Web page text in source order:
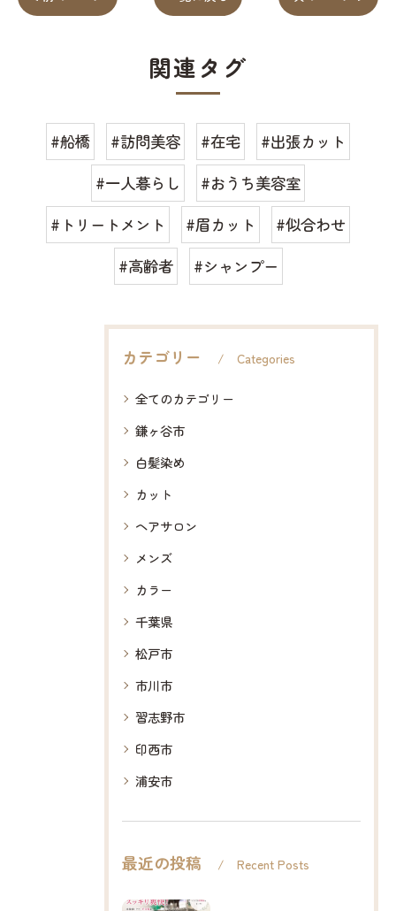
関連タグ
#船橋 #訪問美容 #在宅
#出張カット
#一人暮らし
#おうち美容室
#トリートメント
#眉カット
#似合わせ
#高齢者
#シャンプー
カテゴリー Categories
全てのカテゴリー
鎌ヶ谷市
白髪染め
カット
ヘアサロン
メンズ
カラー
千葉県
松戸市
市川市
習志野市
印西市
浦安市
最近の投稿 Recent Posts